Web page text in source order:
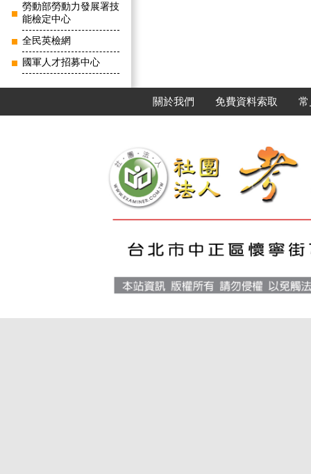
勞動部勞動力發展署技
能檢定中心
全民英檢網
國軍人才招募中心
關於我們 免費資料索取 常